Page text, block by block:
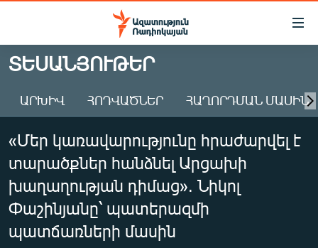
Մատչելիության
Անցնել
հիմնական
Անցնել
հիմնական
մենյուին
ԱԶԱՏՈՒԹՅՈՒՆ TV
ՀԱՅԱՍՏԱՆ
ԸՆՏՐՈՒԹՅՈՒՆՆԵՐ 2026
ԻՐԱՎՈՒՆՔ
ՀԱՍԱՐԱԿՈՒԹՅՈՒՆ
ՏՆՏԵՍՈՒԹՅՈՒՆ
ՏԵՍԱՆՅՈՒԹԵՐ
ԱՐԽԻՎ ՀՈԴՎԱԾՆԵՐ ՀԱՂՈՐԴՄԱՆ ՄԱՍԻՆ
«Մեր կառավարությունը հրաժարվել է
տարածքներ հանձնել Արցախի
խաղաղության դիմաց». Նիկոլ
Փաշինյանը՝ պատերազմի
պատճառների մասին